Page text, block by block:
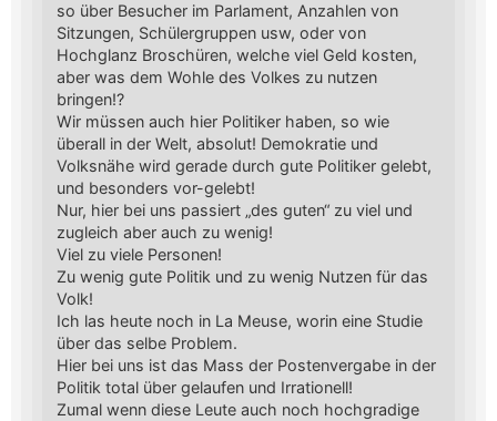
so über Besucher im Parlament, Anzahlen von
Sitzungen, Schülergruppen usw, oder von
Hochglanz Broschüren, welche viel Geld kosten,
aber was dem Wohle des Volkes zu nutzen
bringen!?
Wir müssen auch hier Politiker haben, so wie
überall in der Welt, absolut! Demokratie und
Volksnähe wird gerade durch gute Politiker gelebt,
und besonders vor-gelebt!
Nur, hier bei uns passiert „des guten“ zu viel und
zugleich aber auch zu wenig!
Viel zu viele Personen!
Zu wenig gute Politik und zu wenig Nutzen für das
Volk!
Ich las heute noch in La Meuse, worin eine Studie
über das selbe Problem.
Hier bei uns ist das Mass der Postenvergabe in der
Politik total über gelaufen und Irrationell!
Zumal wenn diese Leute auch noch hochgradige